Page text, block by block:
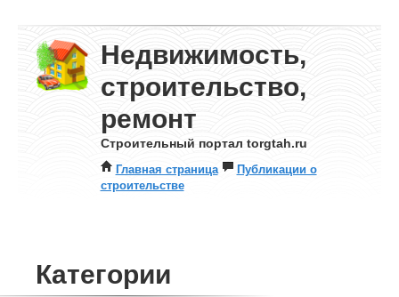
Недвижимость,
строительство,
ремонт
Строительный портал torgtah.ru
Главная страница
Публикации о
строительстве
Категории